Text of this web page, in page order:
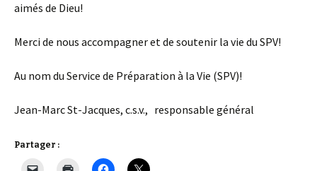
aimés de Dieu!
Merci de nous accompagner et de soutenir la vie du SPV!
Au nom du Service de Préparation à la Vie (SPV)!
Jean-Marc St-Jacques, c.s.v., responsable général
Partager :